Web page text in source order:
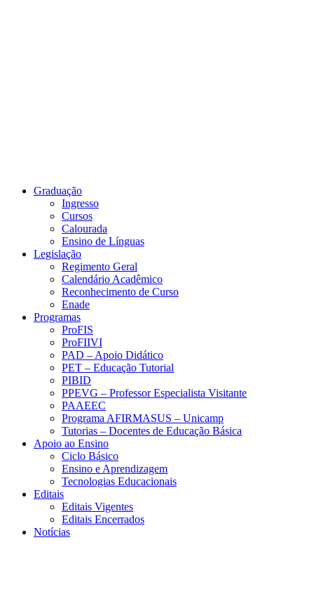
Graduação
Ingresso
Cursos
Calourada
Ensino de Línguas
Legislação
Regimento Geral
Calendário Acadêmico
Reconhecimento de Curso
Enade
Programas
ProFIS
ProFIIVI
PAD – Apoio Didático
PET – Educação Tutorial
PIBID
PPEVG – Professor Especialista Visitante
PAAEEC
Programa AFIRMASUS – Unicamp
Tutorias – Docentes de Educação Básica
Apoio ao Ensino
Ciclo Básico
Ensino e Aprendizagem
Tecnologias Educacionais
Editais
Editais Vigentes
Editais Encerrados
Notícias